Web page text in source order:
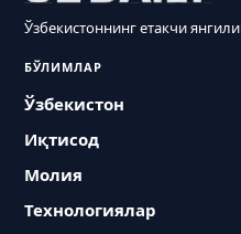
Ўзбекистоннинг етакчи
БЎЛИМЛАР
Ўзбекистон
Иқтисод
Молия
Технологиялар